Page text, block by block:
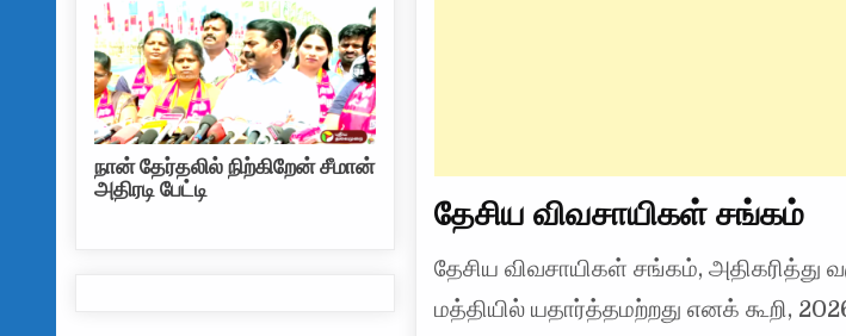
தேசிய விவசாயிகள் சங்கம்
தேசிய விவசாயிகள் சங்கம், அதிகரித்து
மத்தியில் யதார்த்தமற்றது எனக் கூறி,
நான் தேர்தலில் நிற்கிறேன் சீமான்
அதிரடி பேட்டி